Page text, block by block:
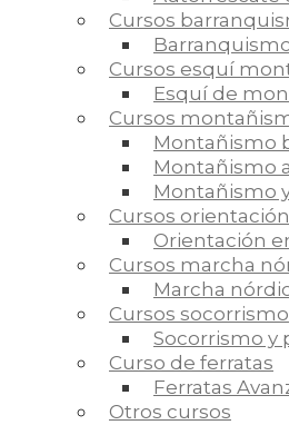
Cursos
Cursos esquí
Esquí de
Cursos
Montañismo
Montañismo
Montañismo
Cursos orientación
Orientación
Cursos marcha
Marcha
Cursos socorrismo
Socorrismo y
Curso de ferratas
Ferratas
Otros cursos